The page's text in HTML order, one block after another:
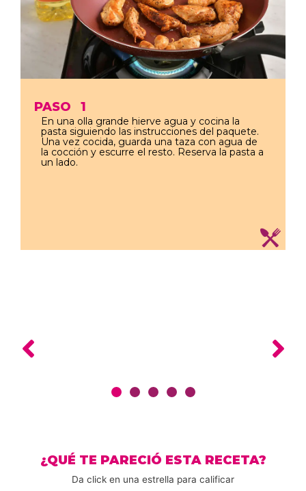
PASO 1
En una olla grande hierve agua y cocina la
pasta siguiendo las instrucciones del paquete.
Una vez cocida, guarda una taza con agua de
la cocción y escurre el resto. Reserva la pasta a
un lado.
¿QUÉ TE PARECIÓ ESTA RECETA?
Da click en una estrella para calificar